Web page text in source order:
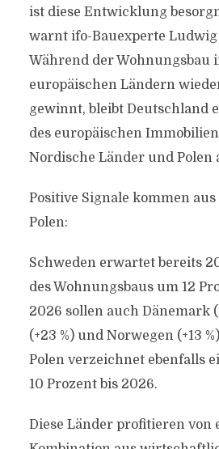
ist diese Entwicklung
warnt ifo-Bauexperte
Während der Wohnungsbau
europäischen Ländern
gewinnt, bleibt Deutschland
des europäischen
Nordische Länder und Polen
Positive Signale kommen
Polen:
Schweden erwartet bereits
des Wohnungsbaus um 12
2026 sollen auch Dänemark
(+23 %) und Norwegen (+13
Polen verzeichnet ebenfalls
10 Prozent bis 2026.
Diese Länder profitieren von